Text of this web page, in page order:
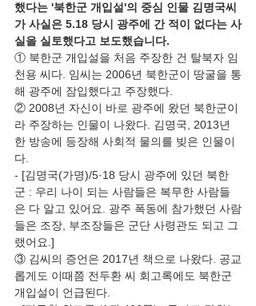
했다는 '북한군 개입설'의 중심 인물 김명국씨
가 사실은 5.18 당시 광주에 간 적이 없다는 사
실을 실토했다고 보도했습니다.
① 북한군 개입설을 처음 주장한 건 탈북자 임
천용 씨다. 임씨는 2006년 북한군이 땅굴을 통
해 광주에 잠입했다고 주장했다.
② 2008년 자신이 바로 광주에 왔던 북한군이
라 주장하는 인물이 나왔다. 김명국, 2013년
한 방송에 등장해 사회적 물의를 빚은 인물이
다.
- [김명국(가명)/5·18 당시 광주에 있던 북한
군 : 우리 나이 되는 사람들은 복무한 사람들
은 다 알고 있어요. 광주 폭동에 참가했던 사람
들은 조장, 부조장들은 군단 사령관도 되고 그
랬어요.]
③ 김씨의 증언은 2017년 책으로 나왔다. 공교
롭게도 이때쯤 전두환 씨 회고록에도 북한군
개입설이 언급된다.